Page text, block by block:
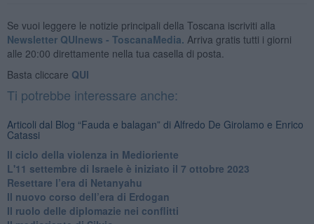
Se vuoi leggere le notizie principali della Toscana iscriviti alla
Newsletter QUInews - ToscanaMedia. Arriva gratis tutti i giorni
alle 20:00 direttamente nella tua casella di posta.
Basta cliccare QUI
Ti potrebbe interessare anche:
Articoli dal Blog “Fauda e balagan” di Alfredo De Girolamo e Enrico
Catassi
Il ciclo della violenza in Medioriente
L'11 settembre di Israele è iniziato il 7 ottobre 2023
Resettare l’era di Netanyahu
​Il nuovo corso dell’era di Erdogan
Il ruolo delle diplomazie nei conflitti